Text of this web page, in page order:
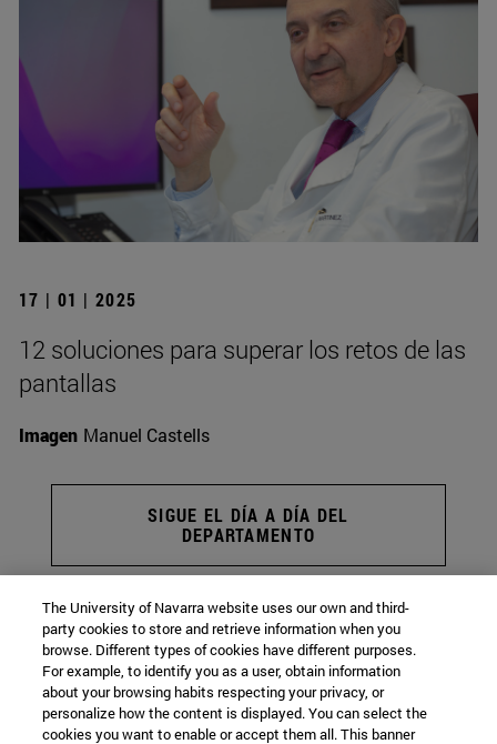
17 | 01 | 2025
12 soluciones para superar los retos de las
pantallas
Imagen Manuel Castells
SIGUE EL DÍA A DÍA DEL
DEPARTAMENTO
Departamento de Medicina Preventiva y
Salud Pública
The University of Navarra website uses our own and third-
party cookies to store and retrieve information when you
browse. Different types of cookies have different purposes.
For example, to identify you as a user, obtain information
about your browsing habits respecting your privacy, or
personalize how the content is displayed. You can select the
cookies you want to enable or accept them all. This banner